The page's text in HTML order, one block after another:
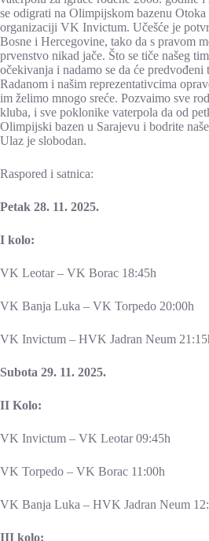
se odigrati na Olimpijskom bazenu Otoka
organizaciji VK Invictum. Učešće je
Bosne i Hercegovine, tako da s pravom
prvenstvo nikad jače. Što se tiče našeg
očekivanja i nadamo se da će predvođeni
Radanom i našim reprezentativcima
im želimo mnogo sreće. Pozvaimo sve
kluba, i sve poklonike vaterpola da od
Olimpijski bazen u Sarajevu i bodrite
Ulaz je slobodan.
Raspored i satnica:
Petak 28. 11. 2025.
I kolo:
VK Leotar – VK Borac 18:45h
VK Banja Luka – VK Torpedo 20:00h
VK Invictum – HVK Jadran Neum
Subota 29. 11. 2025.
II Kolo:
VK Invictum – VK Leotar 09:45h
VK Torpedo – VK Borac 11:00h
VK Banja Luka – HVK Jadran Neum
III kolo: